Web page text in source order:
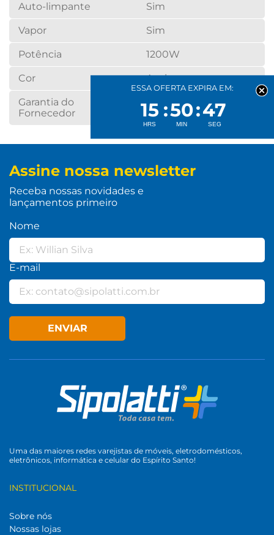
Auto-limpante Sim
Vapor Sim
Potência 1200W
Cor Azul
Garantia do
Fornecedor
12 meses
Assine nossa newsletter
Receba nossas novidades e
lançamentos primeiro
Nome
E-mail
ENVIAR
Uma das maiores redes varejistas de móveis, eletrodomésticos,
eletrônicos, informática e celular do Espírito Santo!
INSTITUCIONAL
Sobre nós
Nossas lojas
ESSA OFERTA EXPIRA EM:
15 50 46